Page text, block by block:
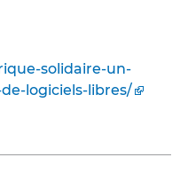
solidaire-un-
logiciels-libres/